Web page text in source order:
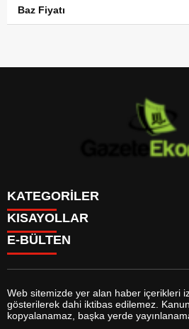
Baz Fiyatı
KATEGORİLER
GÜNDEM
DÜNYA
SİYASET
MAGAZİN
SAĞLIK
EĞİTİM
YAŞAM
KISAYOLLAR
BURÇLAR
FİKSTÜR
FİRMA EKLE
FİRMA REHBERİ
E-BÜLTEN
gazeteekonomi.com e-bültenine abone
Web sitemizde yer alan haber içerikleri
gösterilerek dahi iktibas edilemez.
kopyalanamaz, başka yerde